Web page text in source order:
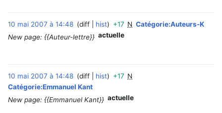
10 mai 2007 à 14:48 diff hist +17 N Catégorie:Auteurs-K
New page: {{Auteur-lettre}} actuelle
10 mai 2007 à 14:48 diff hist +17 N
Catégorie:Emmanuel Kant
New page: {{Emmanuel Kant}} actuelle